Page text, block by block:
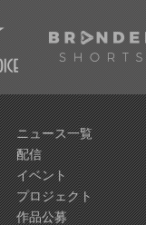
ニュース一覧
配信
イベント
プロジェクト
作品公募